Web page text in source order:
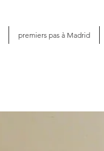
premiers pas à Madrid